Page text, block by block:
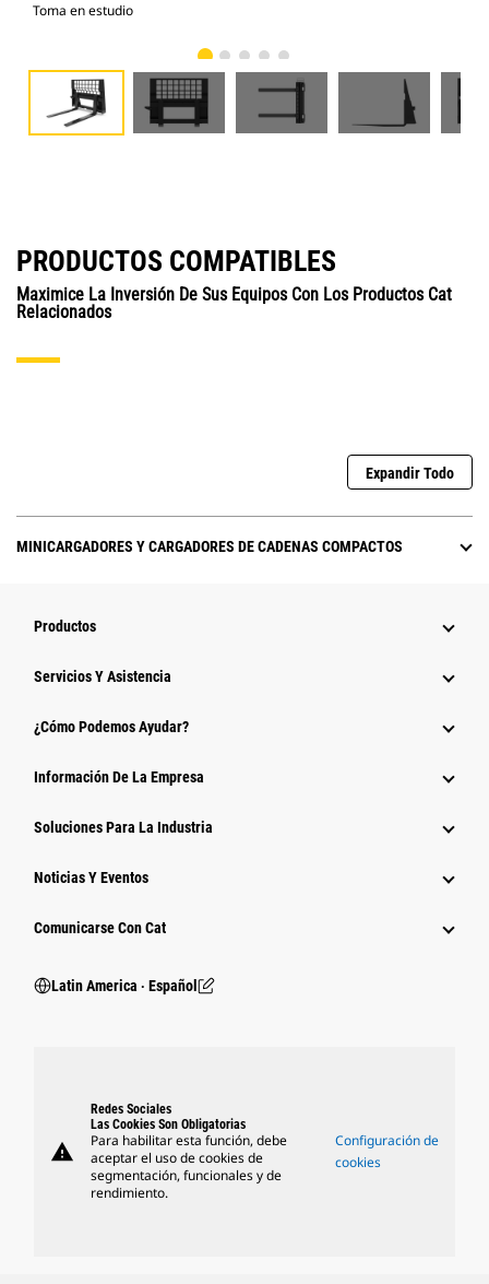
Toma en estudio
PRODUCTOS COMPATIBLES
Maximice La Inversión De Sus Equipos Con Los Productos Cat
Relacionados
Expandir Todo
MINICARGADORES Y CARGADORES DE CADENAS COMPACTOS
Productos
Servicios Y Asistencia
¿Cómo Podemos Ayudar?
Información De La Empresa
Soluciones Para La Industria
Noticias Y Eventos
Comunicarse Con Cat
Latin America ‧ Español
warning
Redes Sociales
Las Cookies Son Obligatorias
Para habilitar esta función, debe
aceptar el uso de cookies de
segmentación, funcionales y de
rendimiento.
Configuración de
cookies